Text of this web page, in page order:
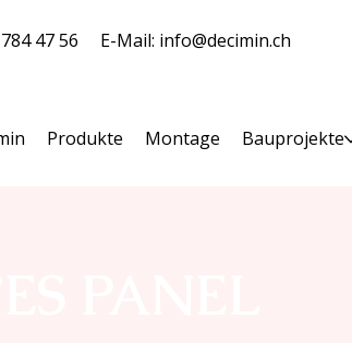
Produkte Montage Bauprojekte
47 56 E-Mail: info@decimin.ch